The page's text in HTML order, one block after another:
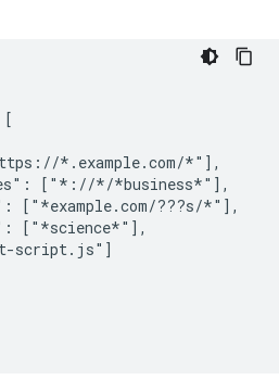
*.example.com/*"],
["*://*/*business*"],
["*example.com/???s/*"],
["*science*"],
script.js"]